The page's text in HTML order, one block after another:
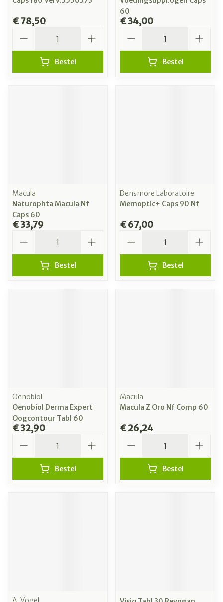
€ 78,50
Bestel
60
€ 34,00
Bestel
Macula
Naturophta Macula Nf
Caps 60
€ 33,79
Bestel
Densmore Laboratoire
Memoptic+ Caps 90 Nf
€ 67,00
Bestel
Oenobiol
Oenobiol Derma Expert
Oogcontour Tabl 60
€ 32,90
Bestel
Macula
Macula Z Oro Nf Comp 60
€ 26,24
Bestel
A. Vogel